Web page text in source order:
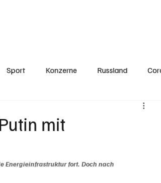
Sport Konzerne Russland
mit
Energieinfrastruktur fort. Doch nach